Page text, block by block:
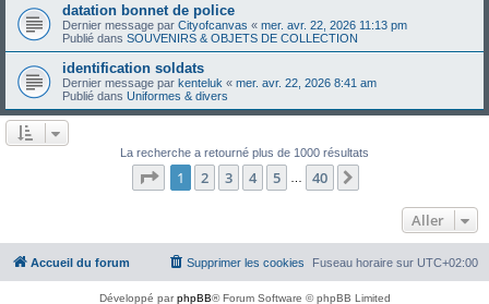
datation bonnet de police
Dernier message par Cityofcanvas « mer. avr. 22, 2026 11:13 pm
Publié dans SOUVENIRS & OBJETS DE COLLECTION
identification soldats
Dernier message par kenteluk « mer. avr. 22, 2026 8:41 am
Publié dans Uniformes & divers
La recherche a retourné plus de 1000 résultats
Page 1sur40
1 2 3 4 5 40
Aller
Accueil du forum Fuseau horaire sur UTC+02:00
Supprimer les cookies
Développé parphpBB® Forum Software © phpBB Limited